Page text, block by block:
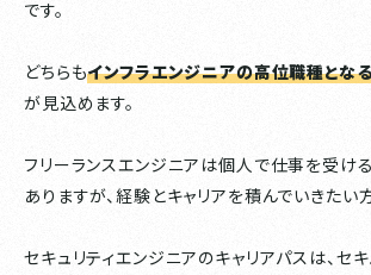
です。
どちらもインフラエンジニアの高位職種とな
が見込めます。
フリーランスエンジニアは個人で仕事を受け
ありますが、経験とキャリアを積んでいきたい
セキュリティエンジニアのキャリアパスは、セ